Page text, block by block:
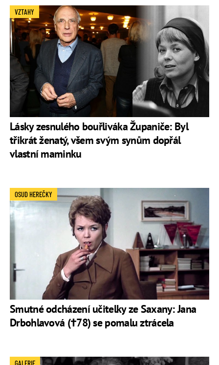
Lásky zesnulého bouřliváka Županiče: Byl
třikrát ženatý, všem svým synům dopřál
vlastní maminku
VZTAHY
Smutné odcházení učitelky ze Saxany: Jana
Drbohlavová (†78) se pomalu ztrácela
OSUD HEREČKY